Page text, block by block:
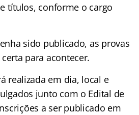
títulos, conforme o cargo
sido publicado, as provas
para acontecer.
realizada em dia, local e
junto com o Edital de
a ser publicado em